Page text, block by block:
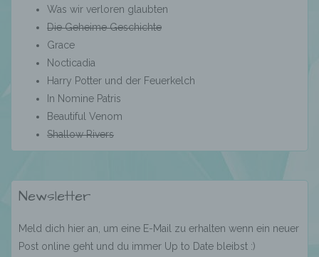
Was wir verloren glaubten
Die Geheime Geschichte
Grace
Nocticadia
Harry Potter und der Feuerkelch
In Nomine Patris
Beautiful Venom
Shallow Rivers
Newsletter
Meld dich hier an, um eine E-Mail zu erhalten wenn ein neuer
Post online geht und du immer Up to Date bleibst :)
Verarbeitung ist jeder mit oder ohne Hilfe
automatisierter Verfahren ausgeführte
Zusammenhang mit personenbezogenen
Daten wie das Erheben, das Erfassen, die
Organisation, das Ordnen, die Speicherung,
die Anpassung oder Veränderung, das
Verknüpfung, die Einschränkung, das